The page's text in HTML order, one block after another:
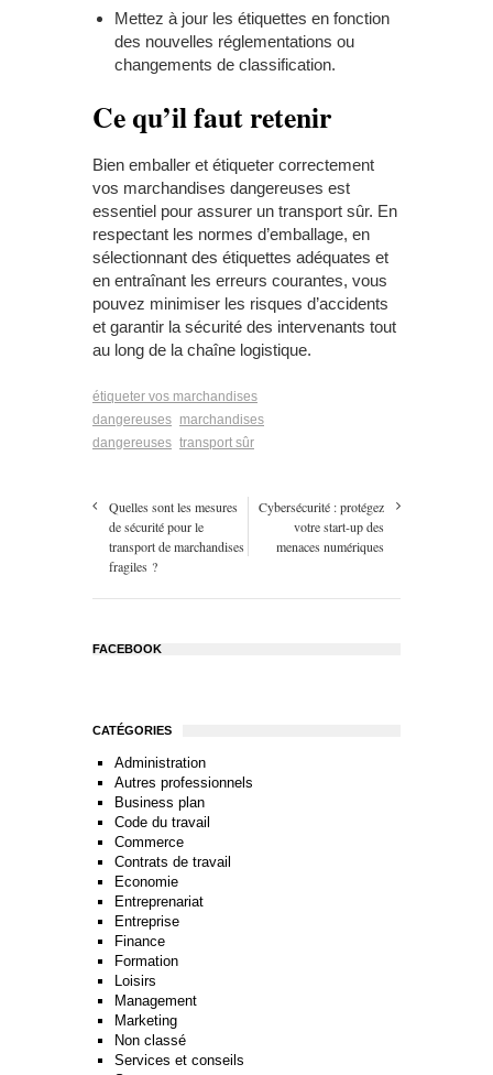
Mettez à jour les étiquettes en fonction
des nouvelles réglementations ou
changements de classification.
Ce qu’il faut retenir
Bien emballer et étiqueter correctement
vos marchandises dangereuses est
essentiel pour assurer un transport sûr. En
respectant les normes d’emballage, en
sélectionnant des étiquettes adéquates et
en entraînant les erreurs courantes, vous
pouvez minimiser les risques d’accidents
et garantir la sécurité des intervenants tout
au long de la chaîne logistique.
étiqueter vos marchandises
dangereuses marchandises
dangereuses transport sûr
Quelles sont les mesures
de sécurité pour le
transport de marchandises
fragiles ?
Cybersécurité : protégez
votre start-up des
menaces numériques
FACEBOOK
CATÉGORIES
Administration
Autres professionnels
Business plan
Code du travail
Commerce
Contrats de travail
Economie
Entreprenariat
Entreprise
Finance
Formation
Loisirs
Management
Marketing
Non classé
Services et conseils